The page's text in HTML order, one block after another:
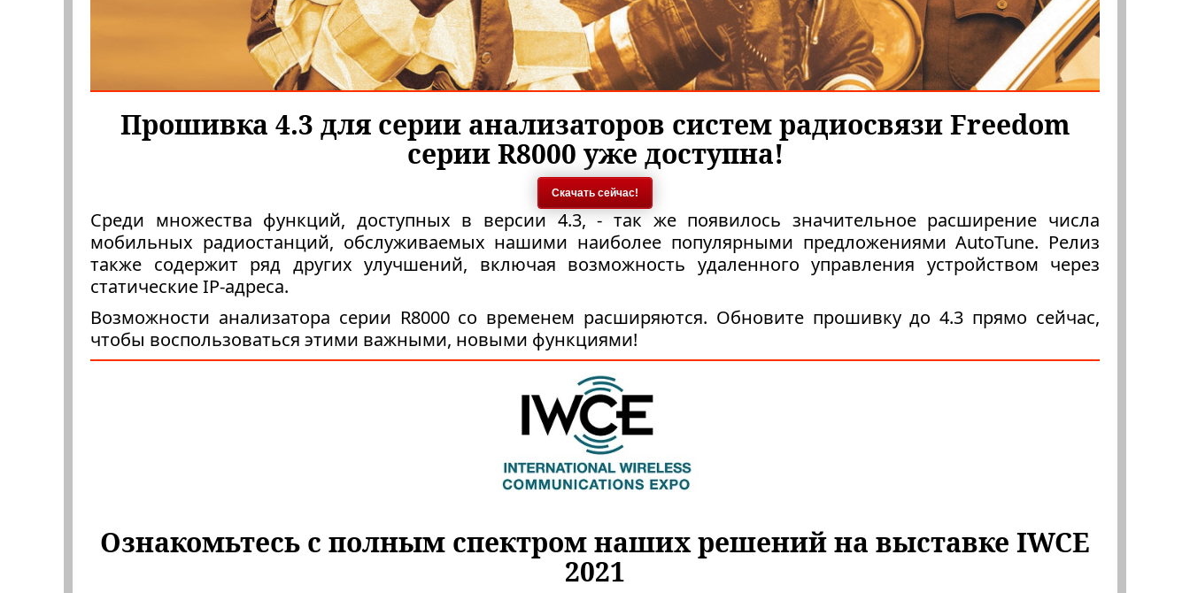
Прошивка 4.3 для серии анализаторов систем радиосвязи Freedom
серии R8000 уже доступна!
Скачать сейчас!
Среди множества функций, доступных в версии 4.3, - так же появилось значительное расширение числа
мобильных радиостанций, обслуживаемых нашими наиболее популярными предложениями AutoTune. Релиз
также содержит ряд других улучшений, включая возможность удаленного управления устройством через
статические IP-адреса.
Возможности анализатора серии R8000 со временем расширяются. Обновите прошивку до 4.3 прямо сейчас,
чтобы воспользоваться этими важными, новыми функциями!
Ознакомьтесь с полным спектром наших решений на выставке IWCE
2021